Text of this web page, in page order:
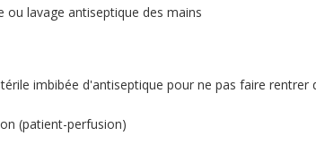
ou lavage antiseptique des mains
imbibée d'antiseptique pour ne pas faire rentrer
(patient-perfusion)